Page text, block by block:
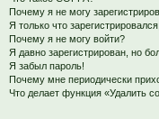
Почему я не могу
Я только что
Почему я не могу войти?
Я давно зарегистрирован, но
Я забыл пароль!
Почему мне периодически
Что делает функция «Удалить